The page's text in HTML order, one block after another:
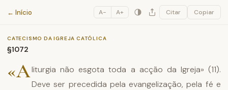
Catecismo da Igreja Católica
← Início A− A+ Citar Copiar
CATECISMO DA IGREJA CATÓLICA
§1072
«Aliturgia não esgota toda a acção da Igreja» (11).
Deve ser precedida pela evangelização, pela fé e